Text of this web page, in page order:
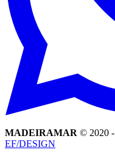
MADEIRAMAR © 2020 -
EF/DESIGN